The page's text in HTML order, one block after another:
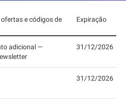
e códigos de
Expiração
adicional —
31/12/2026
31/12/2026